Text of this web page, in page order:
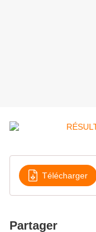
Télécharger
Partager